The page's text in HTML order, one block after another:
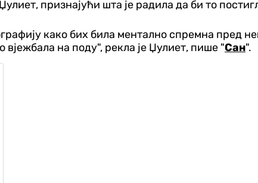
признајући шта је радила да би то
како бих била ментално спремна пред
вјежбала на поду", рекла је Џулиет, пише "Сан".